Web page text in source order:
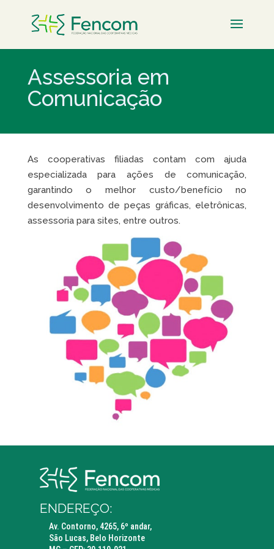
Assessoria em
Comunicação
As cooperativas filiadas contam com ajuda
especializada para ações de comunicação,
garantindo o melhor custo/benefício no
desenvolvimento de peças gráficas, eletrônicas,
assessoria para sites, entre outros.
ENDEREÇO:
Av. Contorno, 4265, 6º andar,
São Lucas, Belo Horizonte